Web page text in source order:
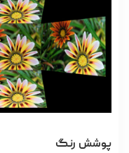
پوشش رنگ